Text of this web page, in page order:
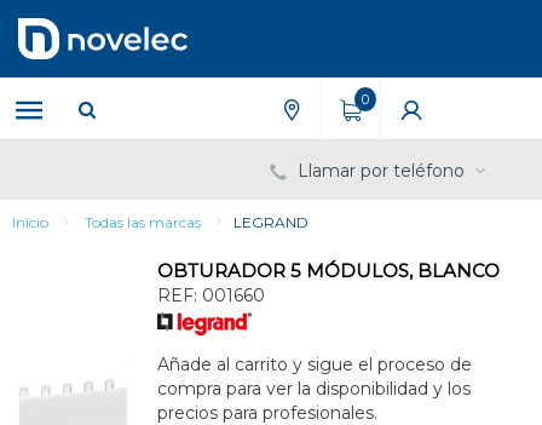
contenido
menú
de
navegación
0
Llamar por teléfono
Inicio Todas las marcas LEGRAND
OBTURADOR 5 MÓDULOS, BLANCO
REF: 001660
Añade al carrito y sigue el proceso de
compra para ver la disponibilidad y los
precios para profesionales.